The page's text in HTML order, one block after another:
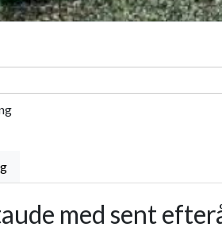
med sent